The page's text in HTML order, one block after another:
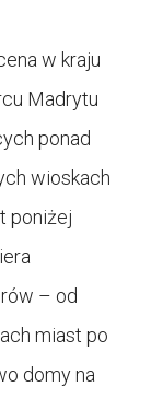
w kraju
Madrytu
ponad
wioskach
poniżej
– od
miast po
domy na